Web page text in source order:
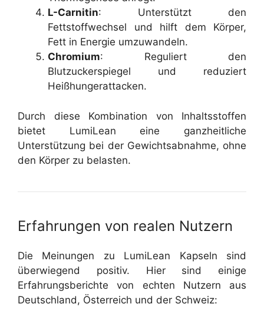
L-Carnitin: Unterstützt den
Fettstoffwechsel und hilft dem Körper,
Fett in Energie umzuwandeln.
Chromium: Reguliert den
Blutzuckerspiegel und reduziert
Heißhungerattacken.
Durch diese Kombination von Inhaltsstoffen
bietet LumiLean eine ganzheitliche
Unterstützung bei der Gewichtsabnahme, ohne
den Körper zu belasten.
Erfahrungen von realen Nutzern
Die Meinungen zu LumiLean Kapseln sind
überwiegend positiv. Hier sind einige
Erfahrungsberichte von echten Nutzern aus
Deutschland, Österreich und der Schweiz: